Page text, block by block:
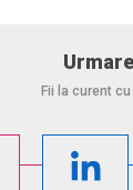
Fii la curent